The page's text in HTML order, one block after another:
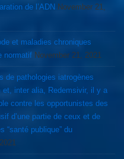
de l’ADN November 21,
et maladies chroniques
normatif November 21, 2021
de pathologies iatrogènes
inter alia, Redemsivir, il y a
contre les opportunistes des
d’une partie de ceux et de
“santé publique” du